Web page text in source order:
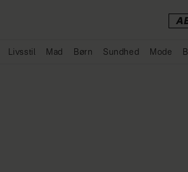
Livsstil Mad Børn Sundhed Mode